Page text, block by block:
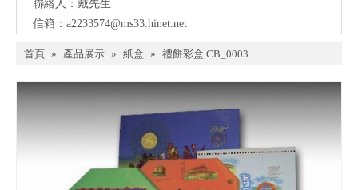
聯絡人：戴先生
信箱： a2233574@ms33.hinet.net
首頁 » 產品展示 » 紙盒 » 禮餅彩盒 CB_0003